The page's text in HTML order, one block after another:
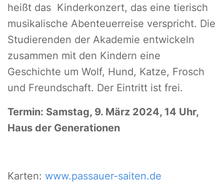
heißt das Kinderkonzert, das eine tierisch
musikalische Abenteuerreise verspricht. Die
Studierenden der Akademie entwickeln
zusammen mit den Kindern eine
Geschichte um Wolf, Hund, Katze, Frosch
und Freundschaft. Der Eintritt ist frei.
Termin: Samstag, 9. März 2024, 14 Uhr,
Haus der Generationen
Karten: www.passauer-saiten.de